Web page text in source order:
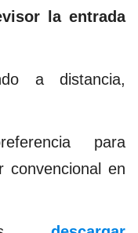
la entrada
a distancia,
para
convencional en